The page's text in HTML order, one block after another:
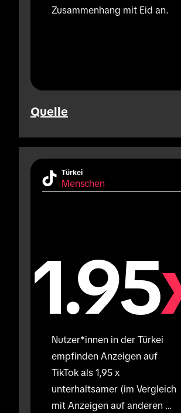
Zusammenhang mit Eid an.
Quelle
Türkei
Menschen
1.95
Nutzer*innen in der Türkei
empfinden Anzeigen auf
TikTok als 1,95 x
unterhaltsamer (im Vergleich
mit Anzeigen auf anderen